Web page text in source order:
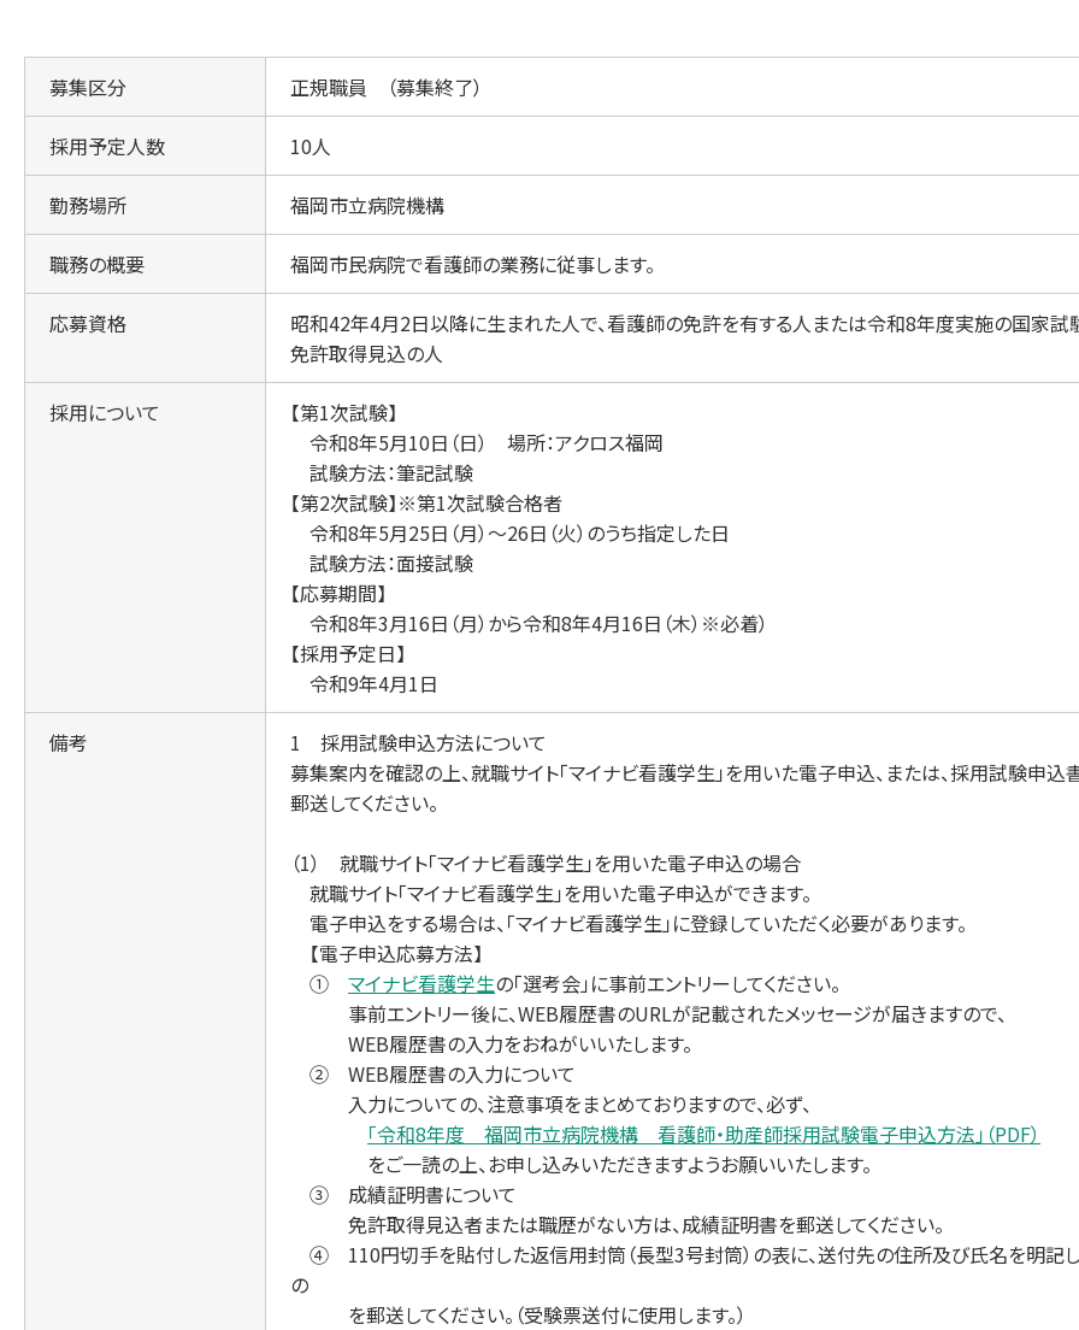
募集区分 正規職員 （募集終了）
採用予定人数 10人
勤務場所 福岡市立病院機構
職務の概要 福岡市民病院で看護師の業務に従事します。
応募資格
昭和42年4月2日以降に生まれた人で、看護師の免許を有する人または令和8年度実施の国家試
免許取得見込の人
採用について
【第1次試験】
令和8年5月10日（日） 場所：アクロス福岡
試験方法：筆記試験
【第2次試験】※第1次試験合格者
令和8年5月25日（月）～26日（火）のうち指定した日
試験方法：面接試験
【応募期間】
令和8年3月16日（月）から令和8年4月16日（木）※必着）
【採用予定日】
令和9年4月1日
備考
1 採用試験申込方法について
募集案内を確認の上、就職サイト「マイナビ看護学生」を用いた電子申込、または、採用試験申込
郵送してください。
（1） 就職サイト「マイナビ看護学生」を用いた電子申込の場合
就職サイト「マイナビ看護学生」を用いた電子申込ができます。
電子申込をする場合は、「マイナビ看護学生」に登録していただく必要があります。
【電子申込応募方法】
① マイナビ看護学生の「選考会」に事前エントリーしてください。
事前エントリー後に、WEB履歴書のURLが記載されたメッセージが届きますので、
WEB履歴書の入力をおねがいいたします。
② WEB履歴書の入力について
入力についての、注意事項をまとめておりますので、必ず、
「令和8年度 福岡市立病院機構 看護師・助産師採用試験電子申込方法」（PDF）
をご一読の上、お申し込みいただきますようお願いいたします。
③ 成績証明書について
免許取得見込者または職歴がない方は、成績証明書を郵送してください。
④ 110円切手を貼付した返信用封筒（長型3号封筒）の表に、送付先の住所及び氏名を明記
の
を郵送してください。（受験票送付に使用します。）